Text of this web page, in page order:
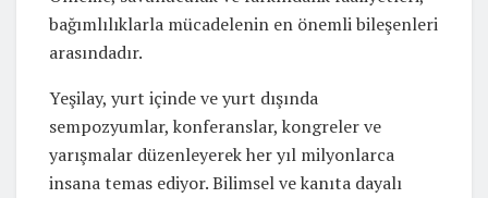
bağımlılıklarla mücadelenin en önemli bileşenleri
arasındadır.
Yeşilay, yurt içinde ve yurt dışında
sempozyumlar, konferanslar, kongreler ve
yarışmalar düzenleyerek her yıl milyonlarca
insana temas ediyor. Bilimsel ve kanıta dayalı